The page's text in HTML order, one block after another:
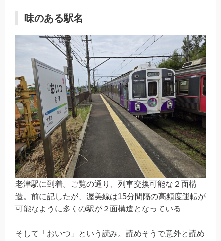
味のある駅名
老津駅に到着。ご覧の通り、列車交換可能な２面構
造。前に記したが、渥美線は15分間隔の高頻度運転が
可能なように多くの駅が２面構造となっている
そして「おいつ」という読み。読めそうで意外と読め